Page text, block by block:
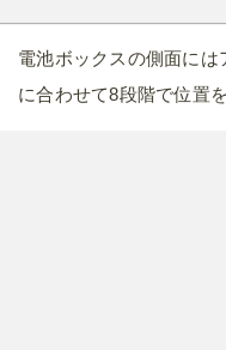
電池ボックスの側面には
に合わせて8段階で位置